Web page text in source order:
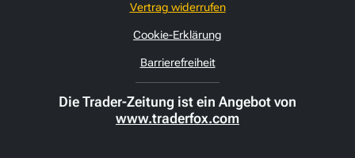
Vertrag widerrufen
Cookie-Erklärung
Barrierefreiheit
Die Trader-Zeitung ist ein Angebot von
www.traderfox.com